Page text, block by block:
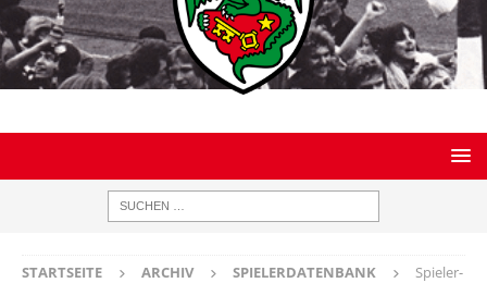
STARTSEITE ARCHIV SPIELERDATENBANK
Spieler-